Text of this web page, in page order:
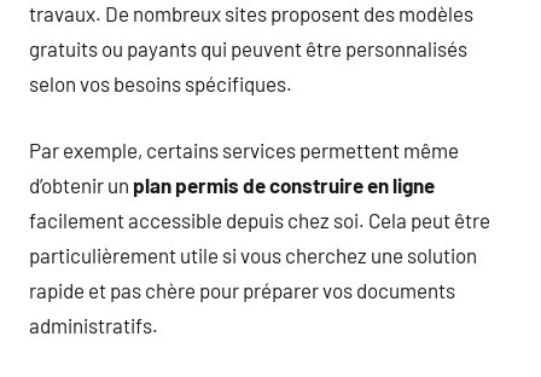
travaux. De nombreux sites proposent des modèles
gratuits ou payants qui peuvent être personnalisés
selon vos besoins spécifiques.
Par exemple, certains services permettent même
d’obtenir un plan permis de construire en ligne
facilement accessible depuis chez soi. Cela peut être
particulièrement utile si vous cherchez une solution
rapide et pas chère pour préparer vos documents
administratifs.